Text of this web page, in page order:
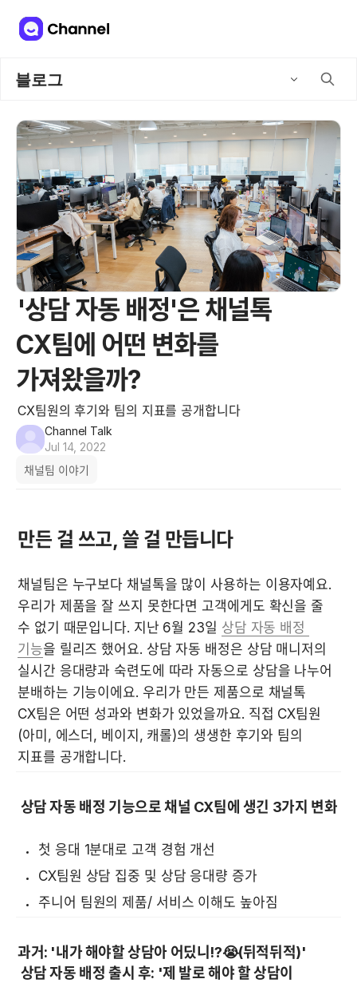
블로그
'상담 자동 배정'은 채널톡
CX팀에 어떤 변화를
가져왔을까?
CX팀원의 후기와 팀의 지표를 공개합니다
Channel Talk
Jul 14, 2022
채널팀 이야기
만든 걸 쓰고, 쓸 걸 만듭니다
채널팀은 누구보다 채널톡을 많이 사용하는 이용자예요.
우리가 제품을 잘 쓰지 못한다면 고객에게도 확신을 줄
수 없기 때문입니다. 지난 6월 23일 상담 자동 배정
기능을 릴리즈 했어요. 상담 자동 배정은 상담 매니저의
실시간 응대량과 숙련도에 따라 자동으로 상담을 나누어
분배하는 기능이에요. 우리가 만든 제품으로 채널톡
CX팀은 어떤 성과와 변화가 있었을까요. 직접 CX팀원
(아미, 에스더, 베이지, 캐롤)의 생생한 후기와 팀의
지표를 공개합니다.
상담 자동 배정 기능으로 채널 CX팀에 생긴 3가지 변화
첫 응대 1분대로 고객 경험 개선
CX팀원 상담 집중 및 상담 응대량 증가
주니어 팀원의 제품/ 서비스 이해도 높아짐
과거: '내가 해야할 상담아 어딨니!?😭(뒤적뒤적)'